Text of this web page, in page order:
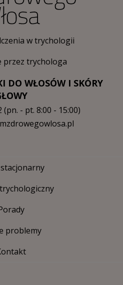
w trychologii
przez trychologa
DO WŁOSÓW I SKÓRY
(pn. - pt. 8:00 - 15:00)
problemy